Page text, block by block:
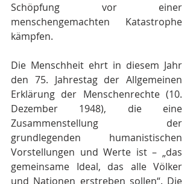
Schöpfung vor einer
menschengemachten Katastrophe
kämpfen.
Die Menschheit ehrt in diesem Jahr
den 75. Jahrestag der Allgemeinen
Erklärung der Menschenrechte (10.
Dezember 1948), die eine
Zusammenstellung der
grundlegenden humanistischen
Vorstellungen und Werte ist – „das
gemeinsame Ideal, das alle Völker
und Nationen erstreben sollen“. Die